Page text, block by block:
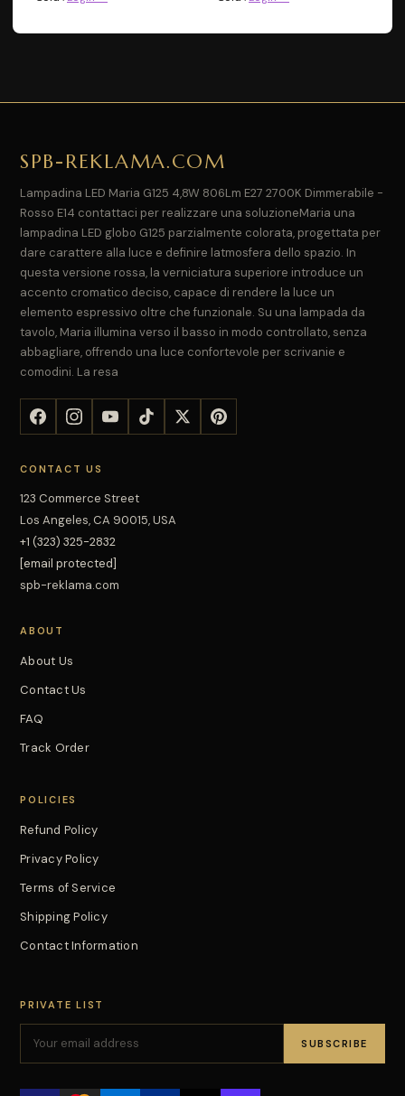
SPB-REKLAMA.COM
Lampadina LED Maria G125 4,8W 806Lm E27 2700K Dimmerabile -
Rosso E14 contattaci per realizzare una soluzioneMaria una
lampadina LED globo G125 parzialmente colorata, progettata per
dare carattere alla luce e definire latmosfera dello spazio. In
questa versione rossa, la verniciatura superiore introduce un
accento cromatico deciso, capace di rendere la luce un
elemento espressivo oltre che funzionale. Su una lampada da
tavolo, Maria illumina verso il basso in modo controllato, senza
abbagliare, offrendo una luce confortevole per scrivanie e
comodini. La resa
CONTACT US
123 Commerce Street
Los Angeles, CA 90015, USA
+1 (323) 325-2832
[email protected]
spb-reklama.com
ABOUT
About Us
Contact Us
FAQ
Track Order
POLICIES
Refund Policy
Privacy Policy
Terms of Service
Shipping Policy
Contact Information
PRIVATE LIST
SUBSCRIBE